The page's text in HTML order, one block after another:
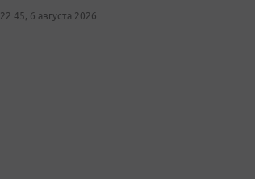
22:45, 6 августа 2026